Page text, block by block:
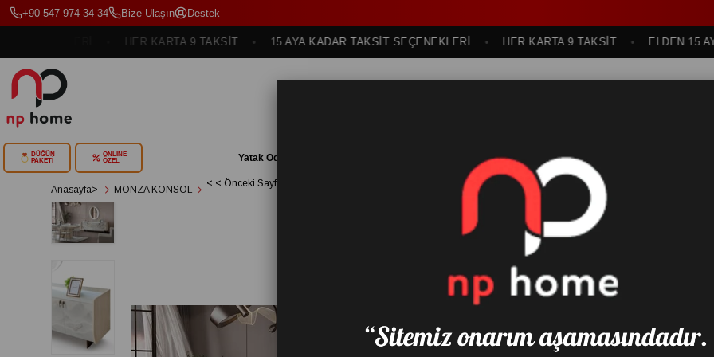
+90 547 974 34 34 Bize Ulaşın Destek
HER KARTA 9 TAKSİT 15 AYA KADAR TAKSİT SEÇENEKLERİ HER KARTA 9 TAKSİT ELDEN 15 AYA
DÜĞÜN
PAKETİ
ONLINE
ÖZEL
Yatak Odası Genç ve Çocuk Odası Bahçe Mobilyası
Anasayfa> MONZA KONSOL
< < Önceki Sayfaya Dön
MONZA KONSOL
(KDV